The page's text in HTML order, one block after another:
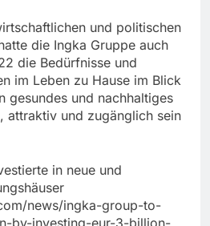
und politischen
die Ingka Gruppe auch
die Bedürfnisse und
im Leben zu Hause im Blick
gesundes und nachhaltiges
attraktiv und zugänglich sein
in neue und
news/ingka-group-to-